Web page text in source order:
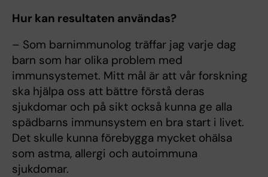
Hur kan resultaten användas?
– Som barnimmunolog träffar jag varje dag
barn som har olika problem med
immunsystemet. Mitt mål är att vår forskning
ska hjälpa oss att bättre förstå deras
sjukdomar och på sikt också kunna ge alla
spädbarns immunsystem en bra start i livet.
Det skulle kunna förebygga mycket ohälsa
som astma, allergi och autoimmuna
sjukdomar.